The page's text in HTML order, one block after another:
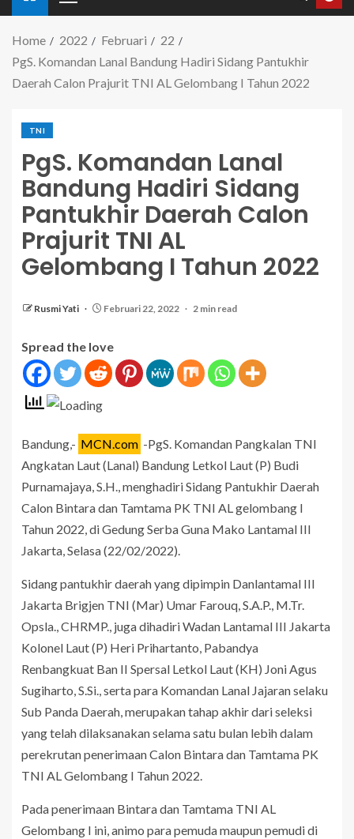
Home 2022 Februari
22
PgS. Komandan Lanal Bandung Hadiri Sidang Pantukhir
Daerah Calon Prajurit TNI AL Gelombang I Tahun 2022
TNI
PgS. Komandan Lanal
Bandung Hadiri Sidang
Pantukhir Daerah Calon
Prajurit TNI AL
Gelombang I Tahun 2022
Rusmi Yati Februari 22, 2022 2 min read
Spread the love
Bandung,- MCN.com -PgS. Komandan Pangkalan TNI
Angkatan Laut (Lanal) Bandung Letkol Laut (P) Budi
Purnamajaya, S.H., menghadiri Sidang Pantukhir Daerah
Calon Bintara dan Tamtama PK TNI AL gelombang I
Tahun 2022, di Gedung Serba Guna Mako Lantamal III
Jakarta, Selasa (22/02/2022).
Sidang pantukhir daerah yang dipimpin Danlantamal III
Jakarta Brigjen TNI (Mar) Umar Farouq, S.A.P., M.Tr.
Opsla., CHRMP., juga dihadiri Wadan Lantamal III Jakarta
Kolonel Laut (P) Heri Prihartanto, Pabandya
Renbangkuat Ban II Spersal Letkol Laut (KH) Joni Agus
Sugiharto, S.Si., serta para Komandan Lanal Jajaran selaku
Sub Panda Daerah, merupakan tahap akhir dari seleksi
yang telah dilaksanakan selama satu bulan lebih dalam
perekrutan penerimaan Calon Bintara dan Tamtama PK
TNI AL Gelombang I Tahun 2022.
Pada penerimaan Bintara dan Tamtama TNI AL
Gelombang I ini, animo para pemuda maupun pemudi di